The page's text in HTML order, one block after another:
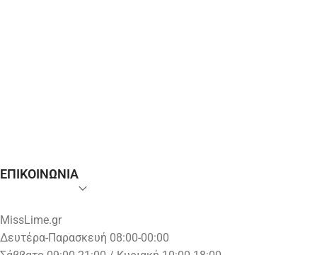
ΕΠΙΚΟΙΝΩΝΙΑ
MissLime.gr
Δευτέρα-Παρασκευή 08:00-00:00